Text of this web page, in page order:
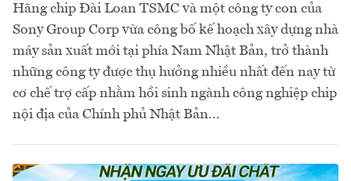
Hãng chip Đài Loan TSMC và một công ty con của
Sony Group Corp vừa công bố kế hoạch xây dựng nhà
máy sản xuất mới tại phía Nam Nhật Bản, trở thành
những công ty được thụ hưởng nhiều nhất đến nay từ
cơ chế trợ cấp nhằm hồi sinh ngành công nghiệp chip
nội địa của Chính phủ Nhật Bản...